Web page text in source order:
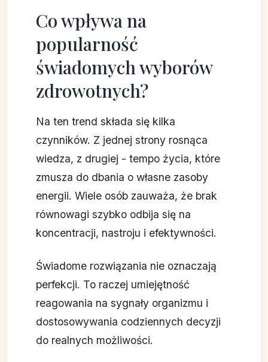
Co wpływa na
popularność
świadomych wyborów
zdrowotnych?
Na ten trend składa się kilka
czynników. Z jednej strony rosnąca
wiedza, z drugiej - tempo życia, które
zmusza do dbania o własne zasoby
energii. Wiele osób zauważa, że brak
równowagi szybko odbija się na
koncentracji, nastroju i efektywności.
Świadome rozwiązania nie oznaczają
perfekcji. To raczej umiejętność
reagowania na sygnały organizmu i
dostosowywania codziennych decyzji
do realnych możliwości.